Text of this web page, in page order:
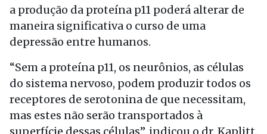
a produção da proteína p11 poderá alterar de
maneira significativa o curso de uma
depressão entre humanos.
“Sem a proteína p11, os neurônios, as células
do sistema nervoso, podem produzir todos os
receptores de serotonina de que necessitam,
mas estes não serão transportados à